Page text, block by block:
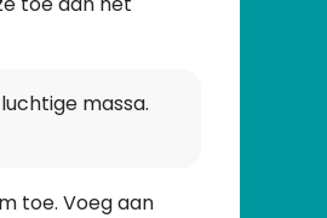
massa.
toe. Voeg aan